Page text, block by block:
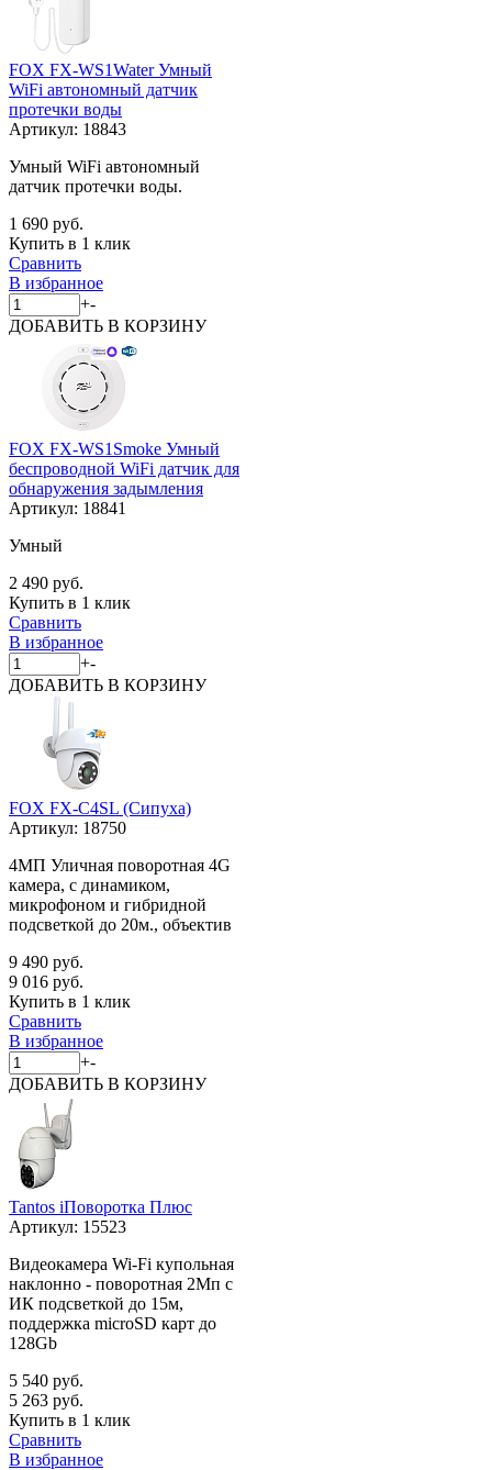
FOX FX-WS1Water Умный
WiFi автономный датчик
протечки воды
Артикул: 18843
Умный WiFi автономный
датчик протечки воды.
1 690 руб.
Купить в 1 клик
Сравнить
В избранное
+-
ДОБАВИТЬ В КОРЗИНУ
FOX FX-WS1Smoke Умный
беспроводной WiFi датчик для
обнаружения задымления
Артикул: 18841
Умный
2 490 руб.
Купить в 1 клик
Сравнить
В избранное
+-
ДОБАВИТЬ В КОРЗИНУ
FOX FX-C4SL (Сипуха)
Артикул: 18750
4МП Уличная поворотная 4G
камера, с динамиком,
микрофоном и гибридной
подсветкой до 20м., объектив
9 490 руб.
9 016 руб.
Купить в 1 клик
Сравнить
В избранное
+-
ДОБАВИТЬ В КОРЗИНУ
Tantos iПоворотка Плюс
Артикул: 15523
Видеокамера Wi-Fi купольная
наклонно - поворотная 2Мп с
ИК подсветкой до 15м,
поддержка microSD карт до
128Gb
5 540 руб.
5 263 руб.
Купить в 1 клик
Сравнить
В избранное